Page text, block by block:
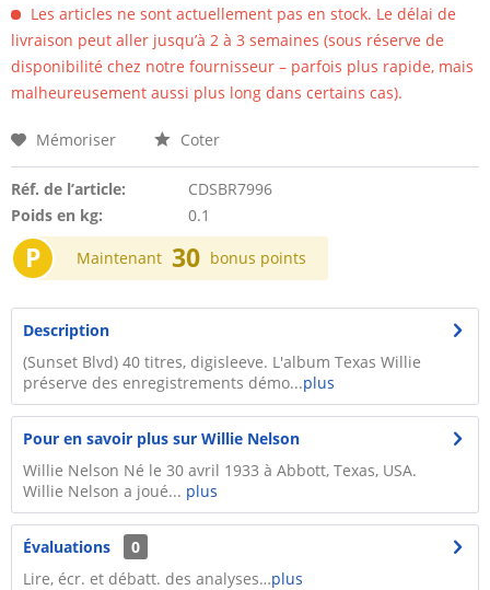
Les articles ne sont actuellement pas en stock. Le délai de
livraison peut aller jusqu’à 2 à 3 semaines (sous réserve de
disponibilité chez notre fournisseur – parfois plus rapide, mais
malheureusement aussi plus long dans certains cas).
Mémoriser Coter
Réf. de l’article:
CDSBR7996
Poids en kg:
0.1
P Maintenant 30 bonus points
Description
(Sunset Blvd) 40 titres, digisleeve. L'album Texas Willie
préserve des enregistrements démo...plus
Pour en savoir plus sur Willie Nelson
Willie Nelson Né le 30 avril 1933 à Abbott, Texas, USA.
Willie Nelson a joué... plus
Évaluations
0
Lire, écr. et débatt. des analyses…plus